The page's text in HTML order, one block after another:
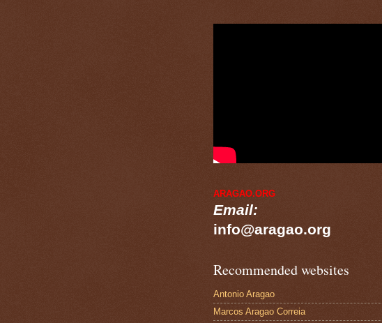
ARAGAO.ORG
Email:
info@aragao.org
Recommended websites
Antonio Aragao
Marcos Aragao Correia